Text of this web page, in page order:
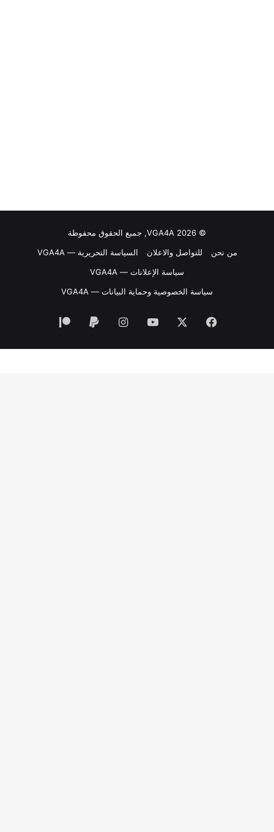
© VGA4A 2026, جميع الحقوق محفوظة
من نحن
للتواصل والاعلان
السياسة التحريرية — VGA4A
سياسة الإعلانات — VGA4A
سياسة الخصوصية وحماية البيانات — VGA4A
فيسبوك ‫YouTubeانستقرام
‏Paypal
‫Patreon